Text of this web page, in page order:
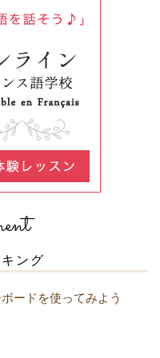
ング
ードを使ってみよう